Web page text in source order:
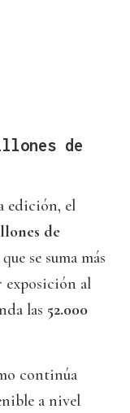
de
edición, el
de
se suma más
al
las 52.000
continúa
a nivel